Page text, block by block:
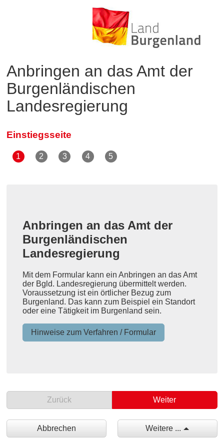
Anbringen an das Amt der
Burgenländischen
Landesregierung
Einstiegsseite
Anbringen an das Amt der
Burgenländischen
Landesregierung
Mit dem Formular kann ein Anbringen an das Amt
der Bgld. Landesregierung übermittelt werden.
Voraussetzung ist ein örtlicher Bezug zum
Burgenland. Das kann zum Beispiel ein Standort
oder eine Tätigkeit im Burgenland sein.
Hinweise zum Verfahren / Formular
Abbrechen Weitere ...
Zurück Weiter